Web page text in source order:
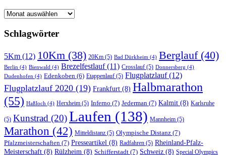
Nachrichtenarchiv
Schlagwörter
5Km (12) 10Km (38) 20Km (5) Bad Dürkheim (4) Berglauf(40)
Berlin (4) Bienwald (4) Brezelfestlauf(11) Crosslauf (5) Donnersberg (4)
Dudenhofen (4) Edenkoben (6) Etappenlauf (5) Flugplatzlauf(12)
Flugplatzlauf 2020 (19) Frankfurt (8) Halbmarathon
(55) Haßloch (4) Herxheim (5) Inferno (7) Jederman (7) Kalmit (8) Karlsruhe
(5) Kunstrad (20)Laufen (138) Mannheim (5)
Marathon (42) Mitteldistanz (5) Olympische Distanz (7)
Pfalzmeisterschaften (7) Presseartikel (8) Radfahren (5) Rheinland-Pfalz-
Meisterschaft (8) Rülzheim (8) Schifferstadt (7) Schweiz (8) Special Olympics